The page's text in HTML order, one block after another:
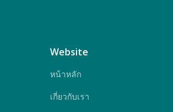
Website
หน้าหลัก
เกี่ยวกับเรา